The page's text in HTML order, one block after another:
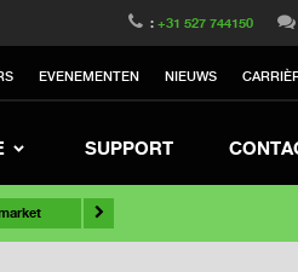
:+31 527 744150
EVENEMENTEN NIEUWS
SUPPORT